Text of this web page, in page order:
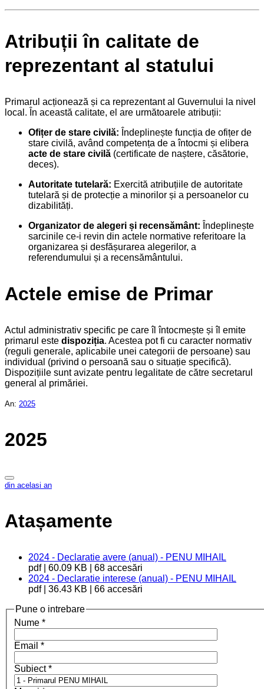
Atribuții în calitate de
reprezentant al statului
Primarul acționează și ca reprezentant al Guvernului la nivel
local. În această calitate, el are următoarele atribuții:
Ofițer de stare civilă: Îndeplinește funcția de ofițer de
stare civilă, având competența de a întocmi și elibera
acte de stare civilă (certificate de naștere, căsătorie,
deces).
Autoritate tutelară: Exercită atribuțiile de autoritate
tutelară și de protecție a minorilor și a persoanelor cu
dizabilități.
Organizator de alegeri și recensământ: Îndeplinește
sarcinile ce-i revin din actele normative referitoare la
organizarea și desfășurarea alegerilor, a
referendumului și a recensământului.
Actele emise de Primar
Actul administrativ specific pe care îl întocmește și îl emite
primarul este dispoziția. Acestea pot fi cu caracter normativ
(reguli generale, aplicabile unei categorii de persoane) sau
individual (privind o persoană sau o situație specifică).
Dispozițiile sunt avizate pentru legalitate de către secretarul
general al primăriei.
An: 2025
2025
din acelasi an
Atașamente
2024 - Declaratie avere (anual) - PENU MIHAIL
pdf | 60.09 KB | 68 accesări
2024 - Declaratie interese (anual) - PENU MIHAIL
pdf | 36.43 KB | 66 accesări
Pune o intrebare
Nume *
Email *
Subiect*